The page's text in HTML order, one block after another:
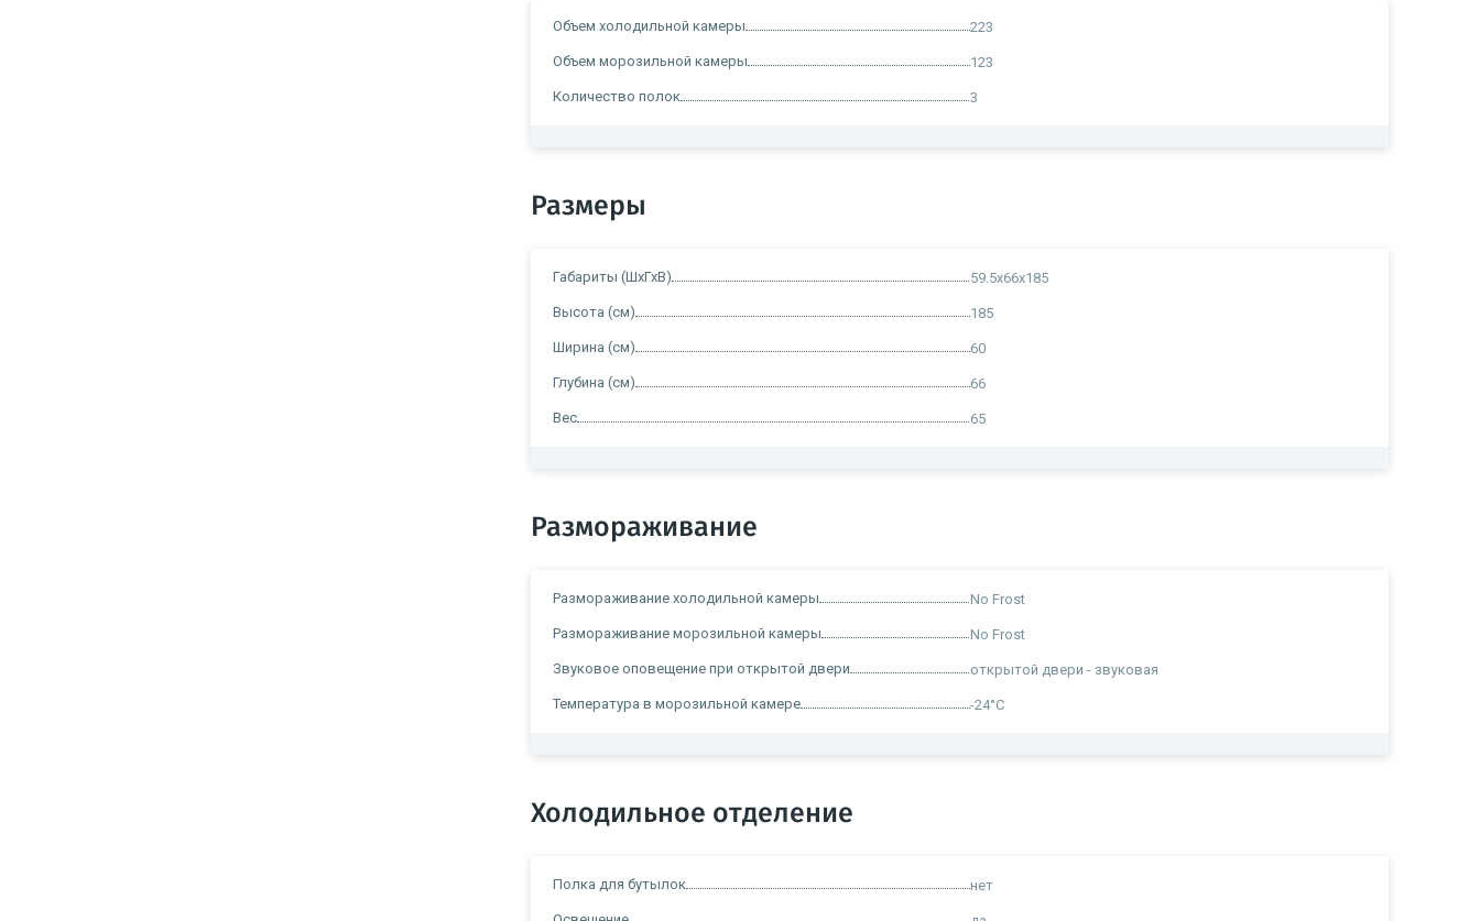
Объем холодильной камеры 223
Объем морозильной камеры 123
Количество полок 3
Размеры
Габариты (ШхГхВ) 59.5x66x185
Высота (см) 185
Ширина (см) 60
Глубина (см) 66
Вес 65
Размораживание
Размораживание холодильной камеры No Frost
Размораживание морозильной камеры No Frost
Звуковое оповещение при открытой двери открытой двери - звуковая
Температура в морозильной камере -24°C
Холодильное отделение
Полка для бутылок нет